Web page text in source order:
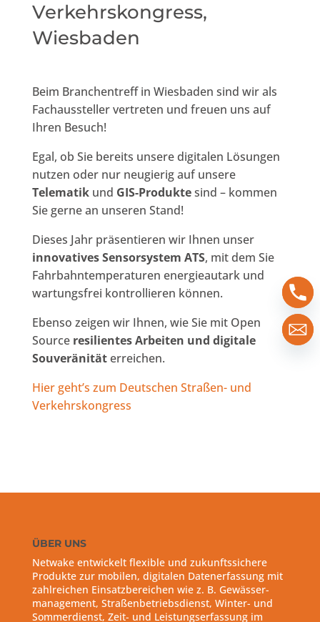
Verkehrskongress,
Wiesbaden
Beim Branchentreff in Wiesbaden sind wir als
Fachaussteller vertreten und freuen uns auf
Ihren Besuch!
Egal, ob Sie bereits unsere digitalen Lösungen
nutzen oder nur neugierig auf unsere
Telematikund GIS-Produktesind – kommen
Sie gerne an unseren Stand!
Dieses Jahr präsentieren wir Ihnen unser
innovatives Sensorsystem ATS, mit dem Sie
Fahrbahntemperaturen energieautark und
wartungsfrei kontrollieren können.
Ebenso zeigen wir Ihnen, wie Sie mit Open
Source resilientes Arbeiten und digitale
Souveränitäterreichen.
Hier geht’s zum Deutschen Straßen- und
Verkehrskongress
ÜBER UNS
Netwake entwickelt flexible und zukunftssichere
Produkte zur mobilen, digitalen Datenerfassung mit
zahlreichen Einsatzbereichen wie z. B. Gewässer-
management, Straßenbetriebsdienst, Winter- und
Sommerdienst, Zeit- und Leistungserfassung im